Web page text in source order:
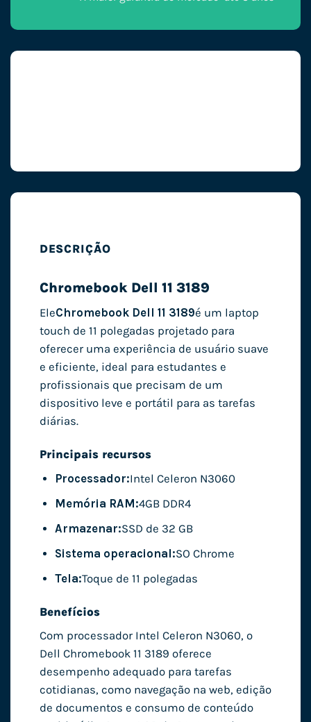
DESCRIÇÃO
Chromebook Dell 11 3189
EleChromebook Dell 11 3189é um laptop
touch de 11 polegadas projetado para
oferecer uma experiência de usuário suave
e eficiente, ideal para estudantes e
profissionais que precisam de um
dispositivo leve e portátil para as tarefas
diárias.
Principais recursos
Processador:Intel Celeron N3060
Memória RAM:4GB DDR4
Armazenar:SSD de 32 GB
Sistema operacional:SO Chrome
Tela:Toque de 11 polegadas
Benefícios
Com processador Intel Celeron N3060, o
Dell Chromebook 11 3189 oferece
desempenho adequado para tarefas
cotidianas, como navegação na web, edição
de documentos e consumo de conteúdo